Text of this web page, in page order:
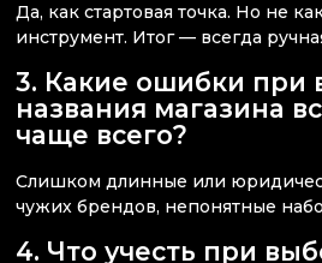
Да, как стартовая точка. Но не
инструмент. Итог — всегда
3. Какие ошибки при
названия магазина
чаще всего?
Слишком длинные или
чужих брендов, непонятные
4. Что учесть при